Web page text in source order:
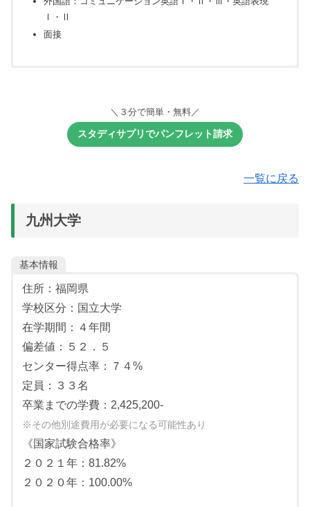
Ⅰ・Ⅱ
面接
高等学校若しくは中等教育学校を卒業又は卒業見込みの者
次の科目を履修した者又は履修中の者
数学：Ⅰ・Ⅱ・Ⅲ・A・B
上）
大学入学共通テストにおいて下記科目を受験した者
地歴・公民（１科目選択）：世界史B、日本史B、地理Ｂ、
数学：数Ⅰ・数Ａ
数学（１科目選択）：Ⅱ・Ｂ，簿記･会計、情報関係基礎
理科（２科目選択）：物理，化学，生物
外国語：英語
【必須教科】
出願書類の内容
教科成績、学校内外の様々な学習成果や活動実績、資格等
（英語の資格・検定試験など）を評価
大学入学共通テストの成績
筆記試験
＼３分で簡単・無料／
スタディサプリでパンフレット請求
一覧に戻る
九州大学
基本情報
住所：福岡県
学校区分：国立大学
在学期間：４年間
偏差値：５２．５
センター得点率：７４%
定員：３３名
卒業までの学費：2,425,200-
※その他別途費用が必要になる可能性あり
《国家試験合格率》
２０２１年：81.82%
２０２０年：100.00%